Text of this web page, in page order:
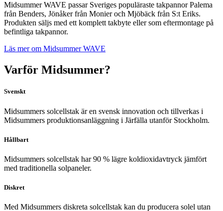
Midsummer WAVE passar Sveriges populäraste takpannor Palema
från Benders, Jönåker från Monier och Mjöbäck från S:t Eriks.
Produkten säljs med ett komplett takbyte eller som eftermontage på
befintliga takpannor.
Läs mer om Midsummer WAVE
Varför Midsummer?
Svenskt
Midsummers solcellstak är en svensk innovation och tillverkas i
Midsummers produktionsanläggning i Järfälla utanför Stockholm.
Hållbart
Midsummers solcellstak har90 % lägre koldioxidavtryck jämfört
med traditionella solpaneler.
Diskret
Med Midsummers diskreta solcellstak kan du producera solel utan